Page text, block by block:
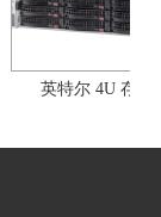
存储服务器